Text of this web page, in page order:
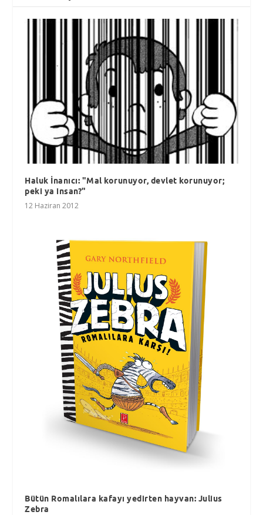
Haluk İnanıcı: "Mal korunuyor, devlet korunuyor;
peki ya insan?"
12 Haziran 2012
Bütün Romalılara kafayı yedirten hayvan: Julius
Zebra